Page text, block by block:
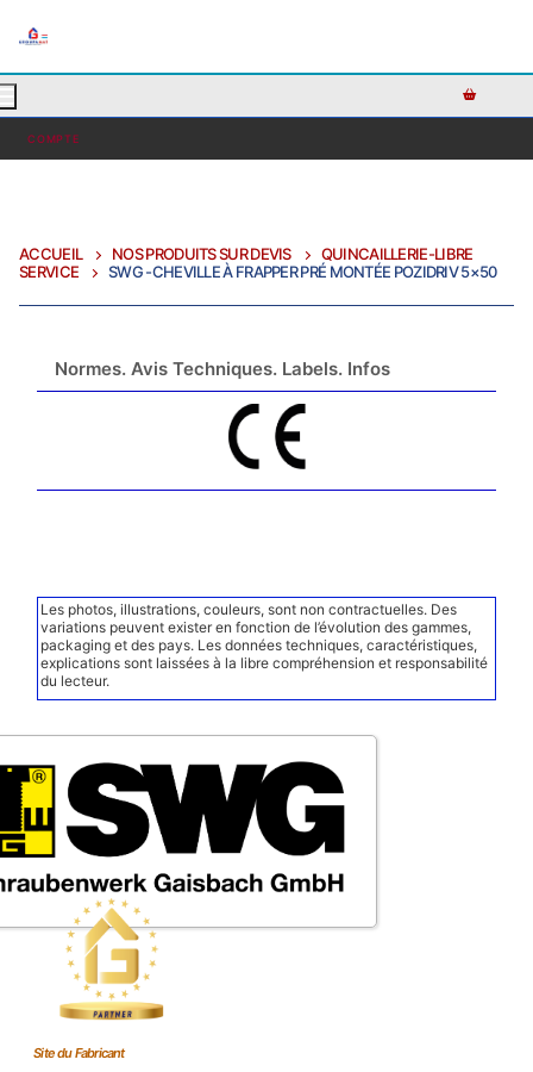
COMPTE
ACCUEIL NOS PRODUITS SUR DEVIS
QUINCAILLERIE-LIBRE
SERVICE
SWG -CHEVILLE À FRAPPER PRÉ MONTÉE POZIDRIV 5×50
Normes. Avis Techniques. Labels. Infos
Les photos, illustrations, couleurs, sont non contractuelles. Des
variations peuvent exister en fonction de l’évolution des gammes,
packaging et des pays. Les données techniques, caractéristiques,
explications sont laissées à la libre compréhension et responsabilité
du lecteur.
Site du Fabricant